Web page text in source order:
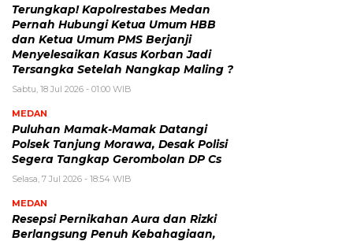
Terungkap! Kapolrestabes Medan
Pernah Hubungi Ketua Umum HBB
dan Ketua Umum PMS Berjanji
Menyelesaikan Kasus Korban Jadi
Tersangka Setelah Nangkap Maling ?
Sabtu, 18 Jul 2026 - 01:00 WIB
MEDAN
Puluhan Mamak-Mamak Datangi
Polsek Tanjung Morawa, Desak Polisi
Segera Tangkap Gerombolan DP Cs
Selasa, 7 Jul 2026 - 18:54 WIB
MEDAN
Resepsi Pernikahan Aura dan Rizki
Berlangsung Penuh Kebahagiaan,